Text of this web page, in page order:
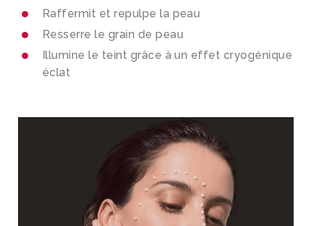
Raffermit et repulpe la peau
Resserre le grain de peau
Illumine le teint grâce à un effet cryogénique
éclat